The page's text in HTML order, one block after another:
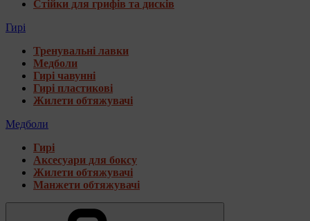
Стійки для грифів та дисків
Гирі
Тренувальні лавки
Медболи
Гирі чавунні
Гирі пластикові
Жилети обтяжувачі
Медболи
Гирі
Аксесуари для боксу
Жилети обтяжувачі
Манжети обтяжувачі